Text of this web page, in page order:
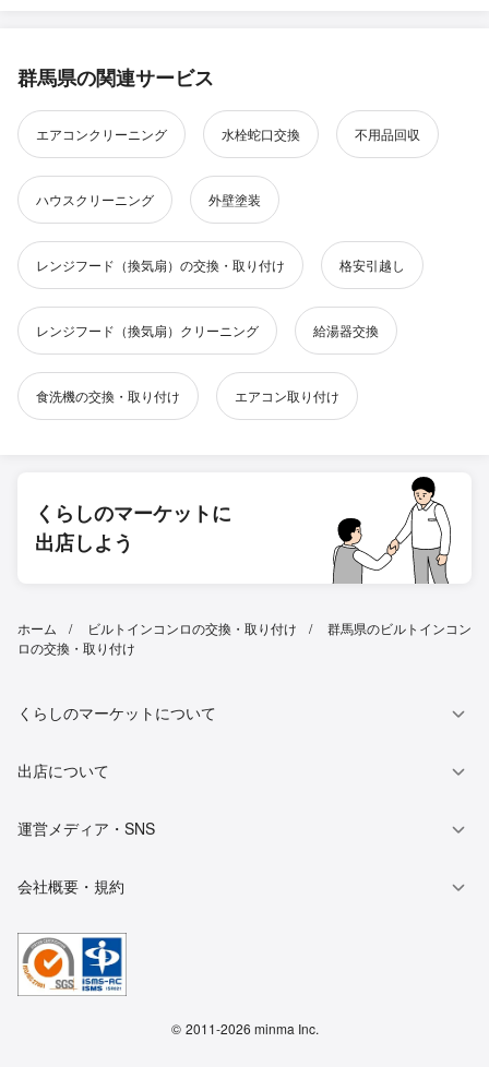
群馬県の関連サービス
エアコンクリーニング 水栓蛇口交換 不用品回収
ハウスクリーニング 外壁塗装
レンジフード（換気扇）の交換・取り付け 格安引越し
レンジフード（換気扇）クリーニング 給湯器交換
食洗機の交換・取り付け エアコン取り付け
くらしのマーケットに
出店しよう
ホーム ビルトインコンロの交換・取り付け
群馬県のビルトインコン
ロの交換・取り付け
くらしのマーケットについて
出店について
運営メディア・SNS
会社概要・規約
© 2011-2026 minma Inc.